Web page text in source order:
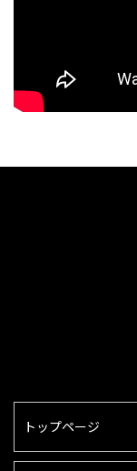
トップページ